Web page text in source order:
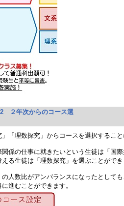
２年次からのコース選
「理数探究」からコースを選択すること
係の仕事に就きたいという生徒は「国
る生徒は「理数探究」を選ぶことができ
人数比がアンバランスになったとして
進むことができます。